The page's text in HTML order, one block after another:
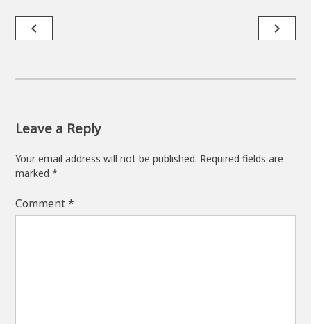
Post
navigation
navigate_before navigate_next
Leave a Reply
Your email address will not be published. Required fields are
marked*
Comment*